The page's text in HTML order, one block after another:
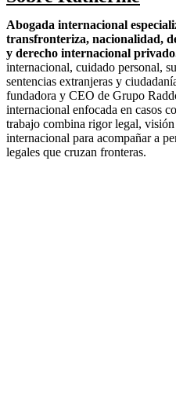
Abogada internacional
transfronteriza, nacionalidad,
y derecho internacional
internacional, cuidado personal,
sentencias extranjeras y
fundadora y CEO de Grupo
internacional enfocada en casos
trabajo combina rigor legal,
internacional para acompañar a
legales que cruzan fronteras.